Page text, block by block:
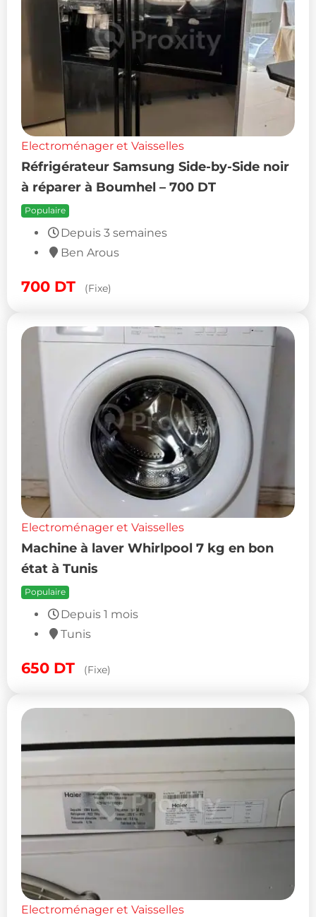
Electroménager et Vaisselles
Réfrigérateur Samsung Side-by-Side noir
à réparer à Boumhel – 700 DT
Populaire
Depuis 3 semaines
Ben Arous
700 DT (Fixe)
Electroménager et Vaisselles
Machine à laver Whirlpool 7 kg en bon
état à Tunis
Populaire
Depuis 1 mois
Tunis
650 DT (Fixe)
Electroménager et Vaisselles